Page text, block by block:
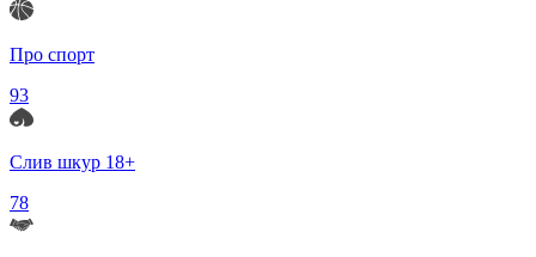
Про спорт
93
Слив шкур 18+
78